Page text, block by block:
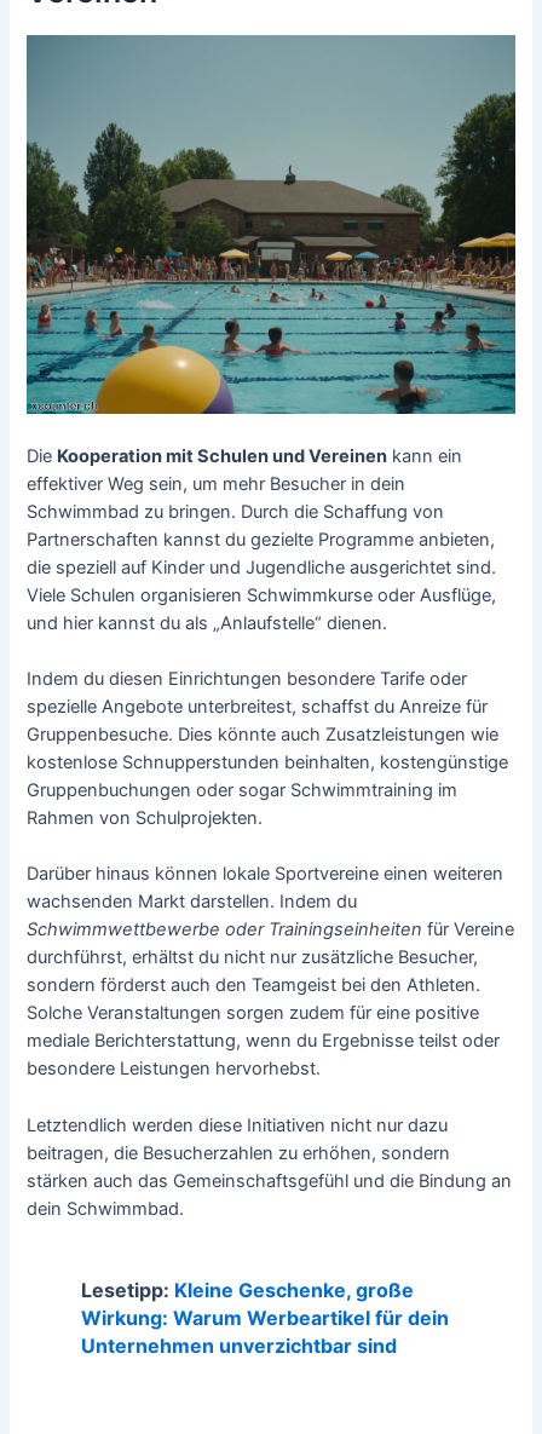
Die Kooperation mit Schulen und Vereinen kann ein
effektiver Weg sein, um mehr Besucher in dein
Schwimmbad zu bringen. Durch die Schaffung von
Partnerschaften kannst du gezielte Programme anbieten,
die speziell auf Kinder und Jugendliche ausgerichtet sind.
Viele Schulen organisieren Schwimmkurse oder Ausflüge,
und hier kannst du als „Anlaufstelle“ dienen.
Indem du diesen Einrichtungen besondere Tarife oder
spezielle Angebote unterbreitest, schaffst du Anreize für
Gruppenbesuche. Dies könnte auch Zusatzleistungen wie
kostenlose Schnupperstunden beinhalten, kostengünstige
Gruppenbuchungen oder sogar Schwimmtraining im
Rahmen von Schulprojekten.
Darüber hinaus können lokale Sportvereine einen weiteren
wachsenden Markt darstellen. Indem du
Schwimmwettbewerbe oder Trainingseinheiten für Vereine
durchführst, erhältst du nicht nur zusätzliche Besucher,
sondern förderst auch den Teamgeist bei den Athleten.
Solche Veranstaltungen sorgen zudem für eine positive
mediale Berichterstattung, wenn du Ergebnisse teilst oder
besondere Leistungen hervorhebst.
Letztendlich werden diese Initiativen nicht nur dazu
beitragen, die Besucherzahlen zu erhöhen, sondern
stärken auch das Gemeinschaftsgefühl und die Bindung an
dein Schwimmbad.
Lesetipp: Kleine Geschenke, große
Wirkung: Warum Werbeartikel für dein
Unternehmen unverzichtbar sind